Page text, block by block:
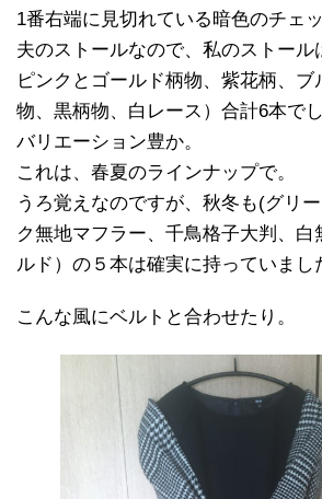
1番右端に見切れている暗色のチェ
夫のストールなので、私のストール
ピンクとゴールド柄物、紫花柄、ブ
物、黒柄物、白レース）合計6本でし
バリエーション豊か。
これは、春夏のラインナップで。
うろ覚えなのですが、秋冬も(グリ
ク無地マフラー、千鳥格子大判、白
ルド）の５本は確実に持っていまし
こんな風にベルトと合わせたり。